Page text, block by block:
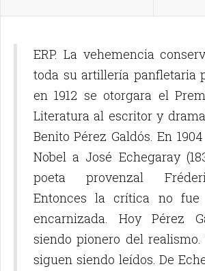
ERP. La vehemencia
toda su artillería panfletaria
en 1912 se otorgara el
Literatura al escritor y
Benito Pérez Galdós. En
Nobel a José Echegaray
poeta provenzal
Entonces la crítica no fue
encarnizada. Hoy Pérez
siendo pionero del
siguen siendo leídos. De